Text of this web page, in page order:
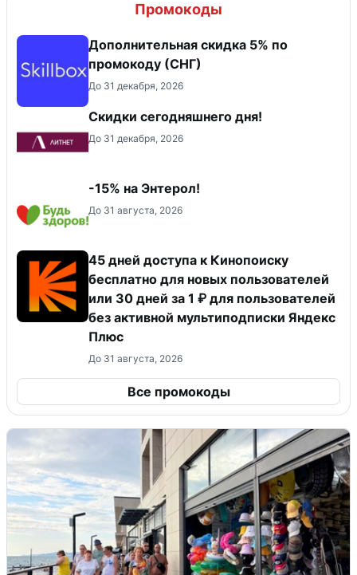
Промокоды
Дополнительная скидка 5% по
промокоду (СНГ)
До 31 декабря, 2026
Скидки сегодняшнего дня!
До 31 декабря, 2026
-15% на Энтерол!
До 31 августа, 2026
45 дней доступа к Кинопоиску
бесплатно для новых пользователей
или 30 дней за 1 ₽ для пользователей
без активной мультиподписки Яндекс
Плюс
До 31 августа, 2026
Все промокоды